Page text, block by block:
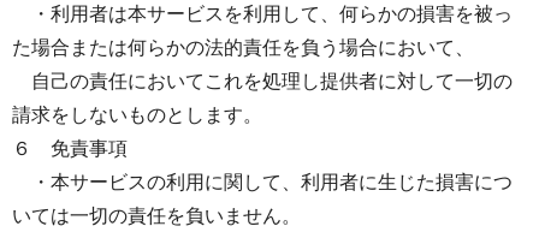
・利用者は本サービスを利用して、何らかの損害を被っ
た場合または何らかの法的責任を負う場合において、
自己の責任においてこれを処理し提供者に対して一切の
請求をしないものとします。
６ 免責事項
・本サービスの利用に関して、利用者に生じた損害につ
いては一切の責任を負いません。